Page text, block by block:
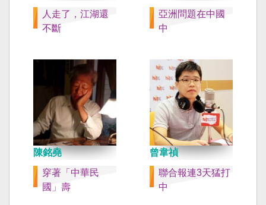
人走了，江湖還
不斷
亞洲問題在中國
中
陳銘堯
穿著「中華民
國」壽
曾韋禎
聯合報連3天猛打
中